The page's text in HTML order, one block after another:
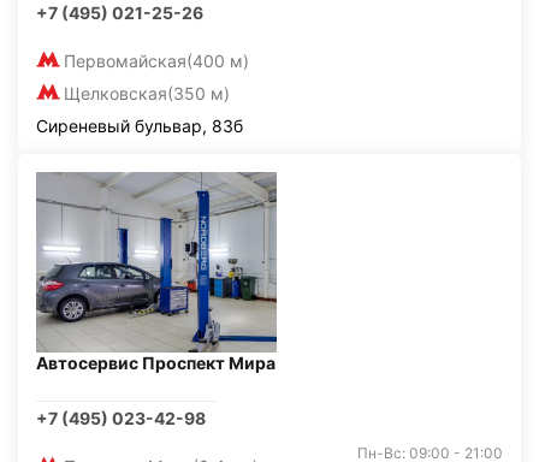
+7 (495) 021-25-26
Первомайская(400 м)
Щелковская(350 м)
Сиреневый бульвар, 83б
Автосервис Проспект Мира
+7 (495) 023-42-98
Пн-Вс: 09:00 - 21:00